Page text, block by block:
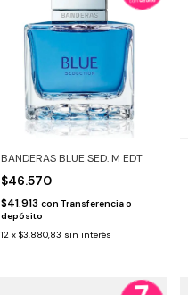
BANDERAS BLUE SED. M EDT
$46.570
$41.913 con Transferencia o
depósito
12 x $3.880,83 sin interés